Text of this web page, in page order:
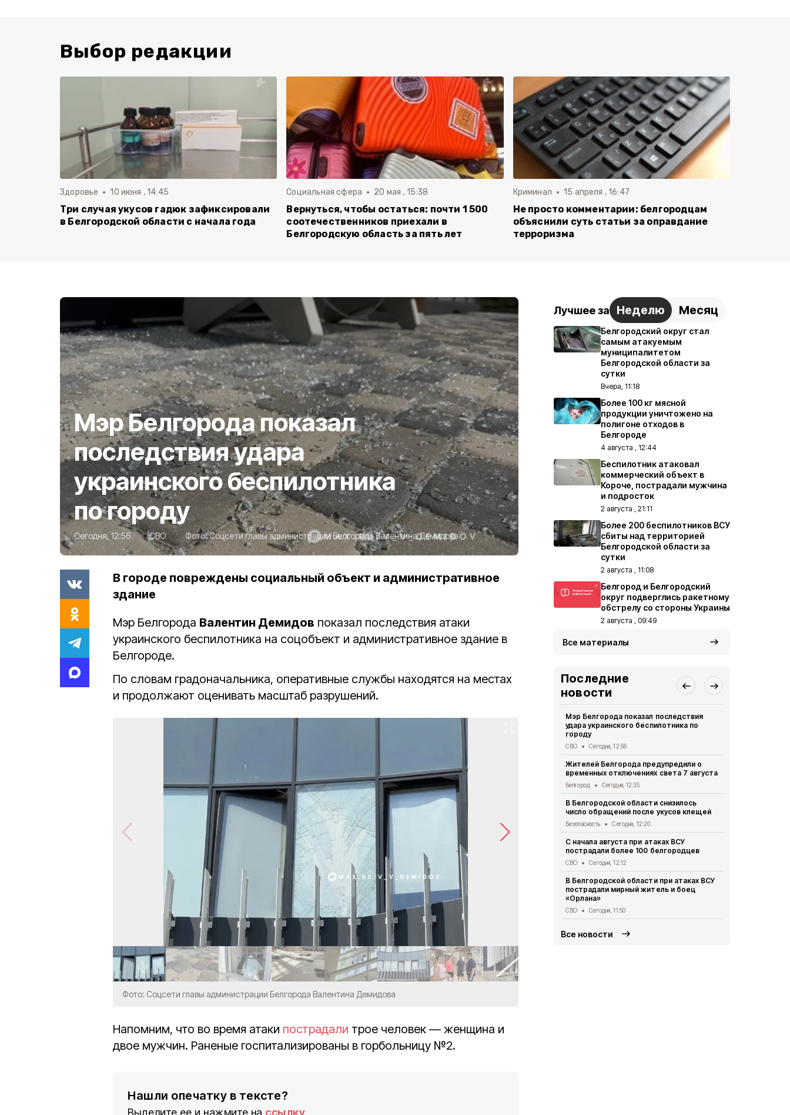
Выбор редакции
Здоровье 10 июня , 14:45
Три случая укусов гадюк зафиксировали
в Белгородской области с начала года
Социальная сфера 20 мая , 15:38
Вернуться, чтобы остаться: почти 1 500
соотечественников приехали в
Белгородскую область за пять лет
Криминал 15 апреля , 16:47
Не просто комментарии: белгородцам
объяснили суть статьи за оправдание
терроризма
Мэр Белгорода показал
последствия удара
украинского беспилотника
по городу
Сегодня, 12:56 СВО Фото:Соцсети главы администрации Белгорода Валентина Демидова
В городе повреждены социальный объект и административное
здание
Мэр Белгорода Валентин Демидов показал последствия атаки
украинского беспилотника на соцобъект и административное здание в
Белгороде.
По словам градоначальника, оперативные службы находятся на местах
и продолжают оценивать масштаб разрушений.
Фото: Соцсети главы администрации Белгорода Валентина Демидова
Напомним, что во время атаки пострадали трое человек — женщина и
двое мужчин. Раненые госпитализированы в горбольницу №2.
Нашли опечатку в тексте?
Выделите ее и нажмите на ссылку
Лучшее за Неделю Месяц
Белгородский округ стал
самым атакуемым
муниципалитетом
Белгородской области за
сутки
Вчера, 11:18
Более 100 кг мясной
продукции уничтожено на
полигоне отходов в
Белгороде
4 августа , 12:44
Беспилотник атаковал
коммерческий объект в
Короче, пострадали мужчина
и подросток
2 августа , 21:11
Более 200 беспилотников ВСУ
сбиты над территорией
Белгородской области за
сутки
2 августа , 11:08
Белгород и Белгородский
округ подверглись ракетному
обстрелу со стороны Украины
2 августа , 09:49
Все материалы
Последние
новости
Мэр Белгорода показал последствия
удара украинского беспилотника по
городу
СВО Сегодня, 12:56
Жителей Белгорода предупредили о
временных отключениях света 7 августа
Белгород Сегодня, 12:35
В Белгородской области снизилось
число обращений после укусов клещей
Безопасность Сегодня, 12:20
С начала августа при атаках ВСУ
пострадали более 100 белгородцев
СВО Сегодня, 12:12
В Белгородской области при атаках ВСУ
пострадали мирный житель и боец
«Орлана»
СВО Сегодня, 11:50
Все новости